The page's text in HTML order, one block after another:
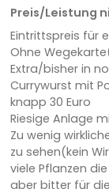
Preis/Leistung
Eintrittspreis für
Ohne
Extra/bisher in
Currywurst mit
knapp 30 Euro
Riesige Anlage
Zu wenig
zu sehen(kein
viele Pflanzen
aber bitter für